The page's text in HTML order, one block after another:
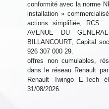
conformité avec la norme
installation »
actions simplifiée, RCS
AVENUE DU
BILLANCOURT, Capital
926 307 000 29.
offres non cumulables,
dans le réseau Renault
Renault Twingo E-Tech
31/08/2026.